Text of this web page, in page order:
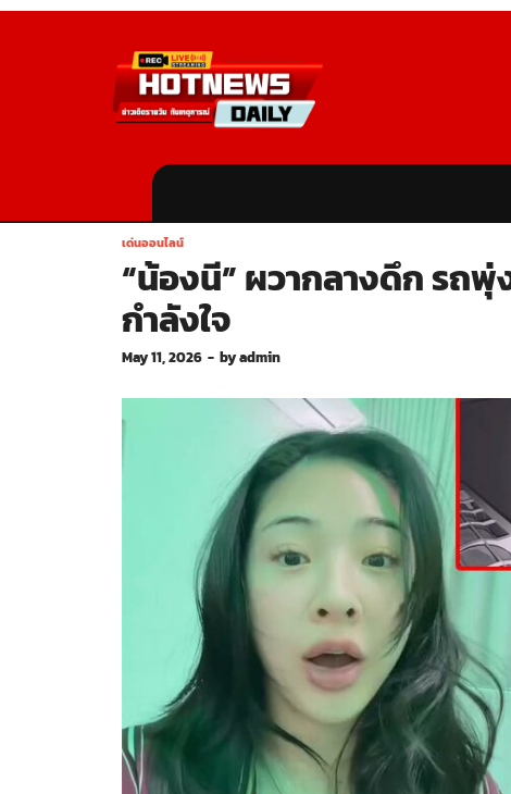
เด่นออนไลน์
“น้องนี” ผวากลางดึก รถ
กำลังใจ
May 11, 2026 - byadmin